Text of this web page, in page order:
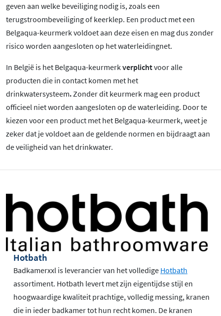
geven aan welke beveiliging nodig is, zoals een
terugstroombeveiliging of keerklep. Een product met een
Belgaqua-keurmerk voldoet aan deze eisen en mag dus zonder
risico worden aangesloten op het waterleidingnet.
In België is het Belgaqua-keurmerkverplichtvoor alle
producten die in contact komen met het
drinkwatersysteem. Zonder dit keurmerk mag een product
officieel niet worden aangesloten op de waterleiding. Door te
kiezen voor een product met het Belgaqua-keurmerk, weet je
zeker dat je voldoet aan de geldende normen en bijdraagt aan
de veiligheid van het drinkwater.
Hotbath
Badkamerxxl is leverancier van het volledige Hotbath
assortiment. Hotbath levert met zijn eigentijdse stijl en
hoogwaardige kwaliteit prachtige, volledig messing, kranen
die in ieder badkamer tot hun recht komen. De kranen